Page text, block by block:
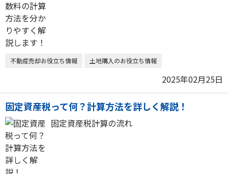
不動産売却お役立ち情報 土地購入のお役立ち情報
2025年02月25日
固定資産税って何？計算方法を詳しく解説！
固定資産税計算の流れ